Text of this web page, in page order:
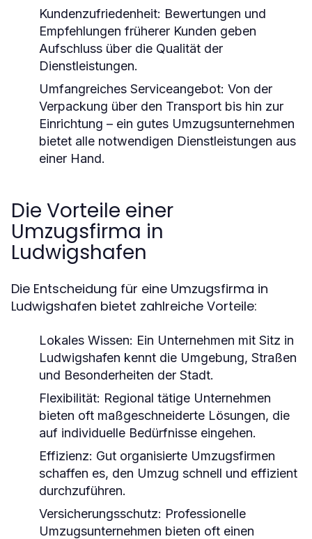
Kundenzufriedenheit: Bewertungen und
Empfehlungen früherer Kunden geben
Aufschluss über die Qualität der
Dienstleistungen.
Umfangreiches Serviceangebot: Von der
Verpackung über den Transport bis hin zur
Einrichtung – ein gutes Umzugsunternehmen
bietet alle notwendigen Dienstleistungen aus
einer Hand.
Die Vorteile einer
Umzugsfirma in
Ludwigshafen
Die Entscheidung für eine Umzugsfirma in
Ludwigshafen bietet zahlreiche Vorteile:
Lokales Wissen: Ein Unternehmen mit Sitz in
Ludwigshafen kennt die Umgebung, Straßen
und Besonderheiten der Stadt.
Flexibilität: Regional tätige Unternehmen
bieten oft maßgeschneiderte Lösungen, die
auf individuelle Bedürfnisse eingehen.
Effizienz: Gut organisierte Umzugsfirmen
schaffen es, den Umzug schnell und effizient
durchzuführen.
Versicherungsschutz: Professionelle
Umzugsunternehmen bieten oft einen